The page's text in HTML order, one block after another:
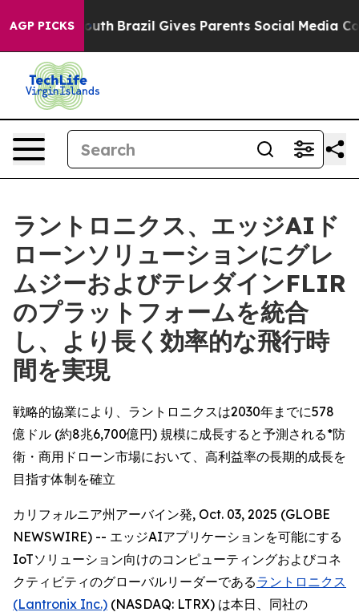
AGP PICKS
to Youth Brazil Gives Parents Social Media Controls
ラントロニクス、エッジAIド
ローンソリューションにグレ
ムジーおよびテレダインFLIR
のプラットフォームを統合
し、より長く効率的な飛行時
間を実現
戦略的協業により、ラントロニクスは2030年までに578
億ドル (約8兆6,700億円) 規模に成長すると予測される*防
衛・商用ドローン市場において、高利益率の長期的成長を
目指す体制を確立
カリフォルニア州アーバイン発, Oct. 03, 2025 (GLOBE
NEWSWIRE) -- エッジAIアプリケーションを可能にする
IoTソリューション向けのコンピューティングおよびコネ
クティビティのグローバルリーダーであるラントロニクス
(Lantronix Inc.) (NASDAQ: LTRX) は本日、同社の